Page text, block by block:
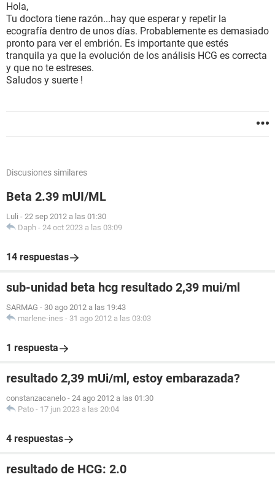
Hola,
Tu doctora tiene razón...hay que esperar y repetir la
ecografía dentro de unos días. Probablemente es demasiado
pronto para ver el embrión. Es importante que estés
tranquila ya que la evolución de los análisis HCG es correcta
y que no te estreses.
Saludos y suerte !
Discusiones similares
Beta 2.39 mUI/ML
Luli - 22 sep 2012 a las 01:30
Daph - 24 oct 2023 a las 03:09
14 respuestas
sub-unidad beta hcg resultado 2,39 mui/ml
SARMAG - 30 ago 2012 a las 19:43
marlene-ines - 31 ago 2012 a las 03:03
1 respuesta
resultado 2,39 mUi/ml, estoy embarazada?
constanzacanelo - 24 ago 2012 a las 01:30
Pato - 17 jun 2023 a las 20:04
4 respuestas
resultado de HCG: 2.0